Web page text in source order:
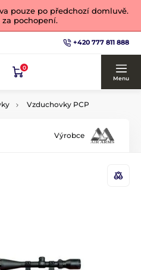
pouze po předchozí domluvě.
pochopení.
+420 777 811 888
0
Menu
Vzduchovky PCP
Výrobce